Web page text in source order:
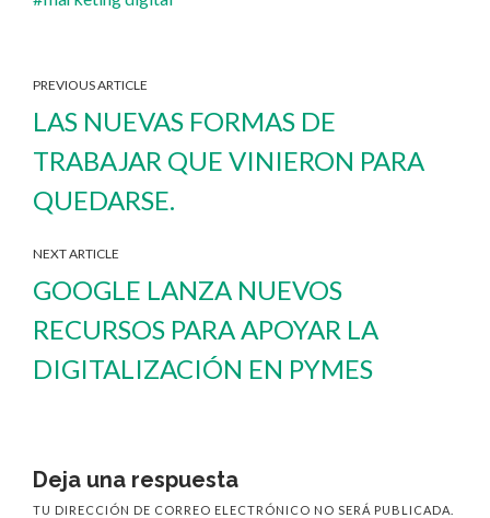
PREVIOUS ARTICLE
LAS NUEVAS FORMAS DE
TRABAJAR QUE VINIERON PARA
QUEDARSE.
NEXT ARTICLE
GOOGLE LANZA NUEVOS
RECURSOS PARA APOYAR LA
DIGITALIZACIÓN EN PYMES
Deja una respuesta
TU DIRECCIÓN DE CORREO ELECTRÓNICO NO SERÁ PUBLICADA.